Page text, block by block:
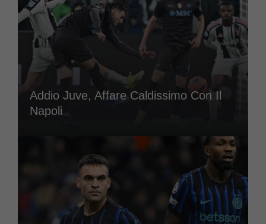
Addio Juve, Affare Caldissimo Con Il
Napoli